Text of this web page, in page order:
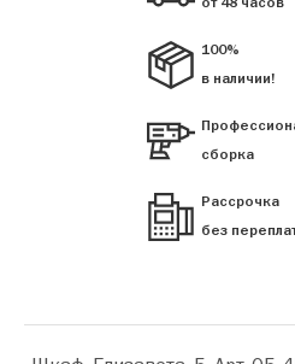
100%
в наличии!
сборка
Рассрочка
без